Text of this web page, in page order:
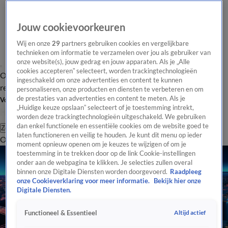
Overzicht Laatste nieuws Regionieuws Het beste van Hart
Tip de
redactie
Volg Hart van Nederland
Zoeken
OverzichtRegioUitzendingenWeerTip de redactiePanelVideo's
Jouw cookievoorkeuren
Wij en onze29 partners gebruiken cookies en vergelijkbare
technieken om informatie te verzamelen over jou als gebruiker van
onze website(s), jouw gedrag en jouw apparaten. Als je „Alle
cookies accepteren” selecteert, worden trackingtechnologieën
ingeschakeld om onze advertenties en content te kunnen
personaliseren, onze producten en diensten te verbeteren en om
de prestaties van advertenties en content te meten. Als je
„Huidige keuze opslaan” selecteert of je toestemming intrekt,
worden deze trackingtechnologieën uitgeschakeld. We gebruiken
dan enkel functionele en essentiële cookies om de website goed te
laten functioneren en veilig te houden. Je kunt dit menu op ieder
moment opnieuw openen om je keuzes te wijzigen of om je
toestemming in te trekken door op de link Cookie-instellingen
onder aan de webpagina te klikken. Je selecties zullen overal
binnen onze Digitale Diensten worden doorgevoerd. Raadpleeg
onze Cookieverklaring voor meer informatie.
Bekijk hier onze
Digitale Diensten.
Functioneel & Essentieel Altijd actief